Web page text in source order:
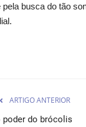
busca do tão
ARTIGO ANTERIOR
poder do brócolis